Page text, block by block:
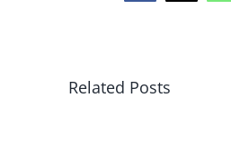
Related Posts